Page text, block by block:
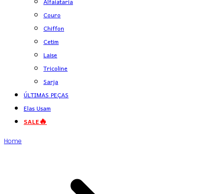
Couro
Chiffon
Cetim
Laise
Tricoline
Sarja
ÚLTIMAS PEÇAS
Elas Usam
SALE🔥
Home